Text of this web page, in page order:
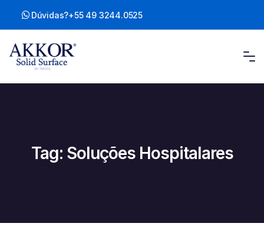
content
Dúvidas?+55 49 3244.0525
Tag: Soluções Hospitalares